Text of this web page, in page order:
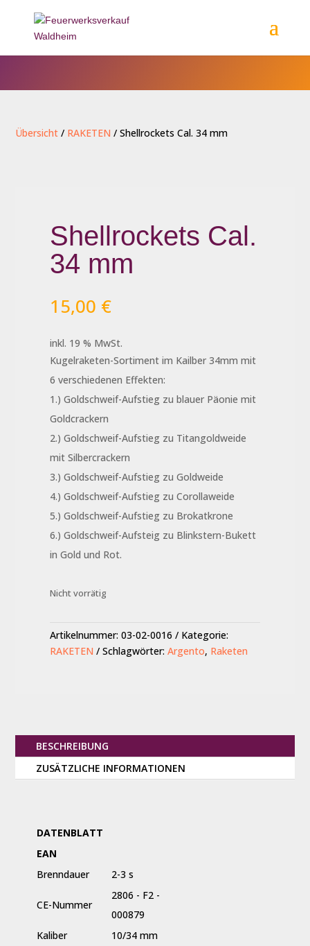
Übersicht / RAKETEN / Shellrockets Cal. 34 mm
Shellrockets Cal.
34 mm
15,00 €
inkl. 19 % MwSt.
Kugelraketen-Sortiment im Kailber 34mm mit
6 verschiedenen Effekten:
1.) Goldschweif-Aufstieg zu blauer Päonie mit
Goldcrackern
2.) Goldschweif-Aufstieg zu Titangoldweide
mit Silbercrackern
3.) Goldschweif-Aufstieg zu Goldweide
4.) Goldschweif-Aufstieg zu Corollaweide
5.) Goldschweif-Aufstieg zu Brokatkrone
6.) Goldschweif-Aufsteig zu Blinkstern-Bukett
in Gold und Rot.
Nicht vorrätig
Artikelnummer:03-02-0016
Kategorie:
RAKETEN
Schlagwörter:Argento, Raketen
BESCHREIBUNG
ZUSÄTZLICHE INFORMATIONEN
DATENBLATT
EAN
Brenndauer
2-3 s
CE-Nummer
2806 - F2 -
000879
Kaliber
10/34 mm